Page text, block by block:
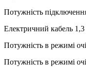
Потужність
Електричний кабель
Потужність в режимі
Потужність в режимі